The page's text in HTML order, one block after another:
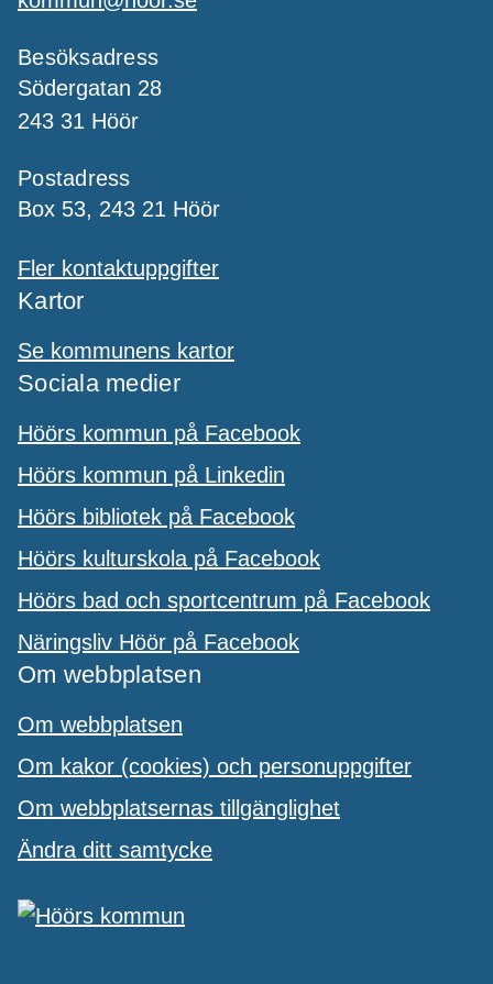
Besöksadress
Södergatan 28
243 31 Höör
Postadress
Box 53, 243 21 Höör
Fler kontaktuppgifter
Kartor
Se kommunens kartor
Sociala medier
Höörs kommun på Facebook
Höörs kommun på Linkedin
Höörs bibliotek på Facebook
Höörs kulturskola på Facebook
Höörs bad och sportcentrum på Facebook
Näringsliv Höör på Facebook
Om webbplatsen
Om webbplatsen
Om kakor (cookies) och personuppgifter
Om webbplatsernas tillgänglighet
Ändra ditt samtycke